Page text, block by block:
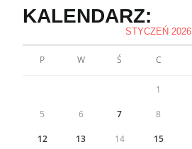
KALENDARZ:
STYCZEŃ 2026
P W Ś C
1
5 6 7 8
12 13 14 15